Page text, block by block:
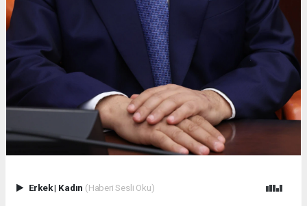
Erkek| Kadın (Haberi Sesli Oku)